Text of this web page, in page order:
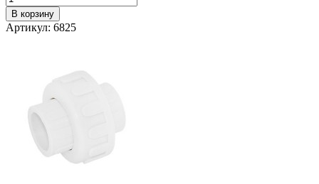
В корзину
Артикул: 6825